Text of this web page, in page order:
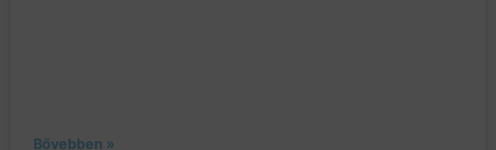
Bővebben »